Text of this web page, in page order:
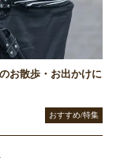
お散歩・お出かけに
おすすめ/特集